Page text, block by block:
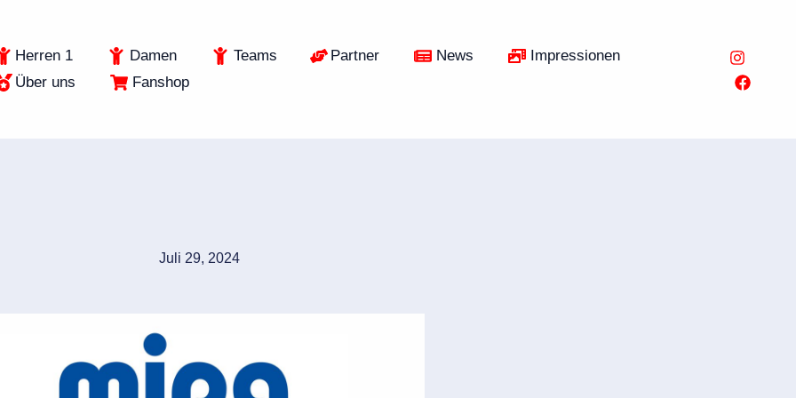
Herren 1 Damen Teams Partner News
Impressionen
Über uns
Fanshop
Juli 29, 2024